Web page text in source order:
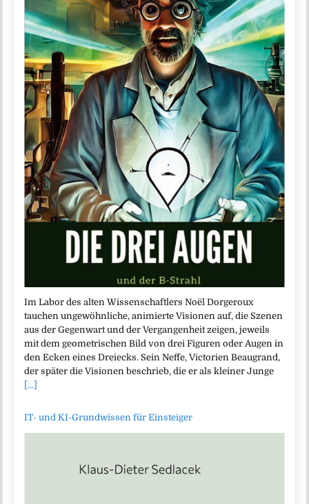
Im Labor des alten Wissenschaftlers Noël Dorgeroux
tauchen ungewöhnliche, animierte Visionen auf, die Szenen
aus der Gegenwart und der Vergangenheit zeigen, jeweils
mit dem geometrischen Bild von drei Figuren oder Augen in
den Ecken eines Dreiecks. Sein Neffe, Victorien Beaugrand,
der später die Visionen beschrieb, die er als kleiner Junge
[...]
IT- und KI-Grundwissen für Einsteiger